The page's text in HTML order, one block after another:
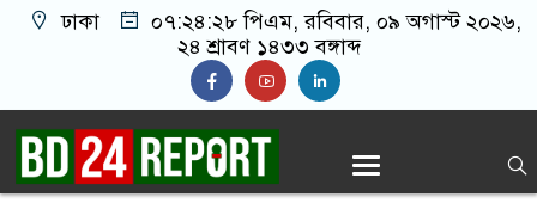
ঢাকা ০৭:২৪:২৯ পিএম, রবিবার, ০৯ অগাস্ট ২০২৬,
২৪ শ্রাবণ ১৪৩৩ বঙ্গাব্দ